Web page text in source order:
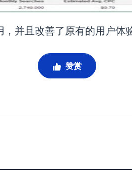
并且改善了原有的用户体验
赞赏